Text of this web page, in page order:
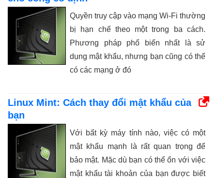
Quyền truy cập vào mạng Wi-Fi thường
bị hạn chế theo một trong ba cách.
Phương pháp phổ biến nhất là sử
dụng mật khẩu, nhưng bạn cũng có thể
có các mạng ở đó
Linux Mint: Cách thay đổi mật khẩu của
bạn
Với bất kỳ máy tính nào, việc có một
mật khẩu mạnh là rất quan trọng để
bảo mật. Mặc dù bạn có thể ổn với việc
mật khẩu tài khoản của bạn được biết